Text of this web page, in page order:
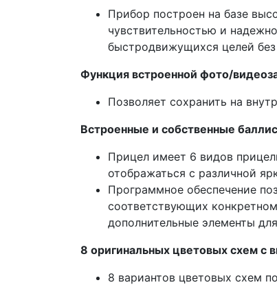
Прибор построен на базе
чувствительностью и
быстродвижущихся целей без
Функция встроенной фото/
Позволяет сохранить на
Встроенные и собственные
Прицел имеет 6 видов
отображаться с различной
Программное обеспечение
соответствующих
дополнительные элементы
8 оригинальных цветовых схем с
8 вариантов цветовых схем